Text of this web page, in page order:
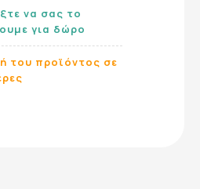
να σας το
για δώρο
του προϊόντος σε